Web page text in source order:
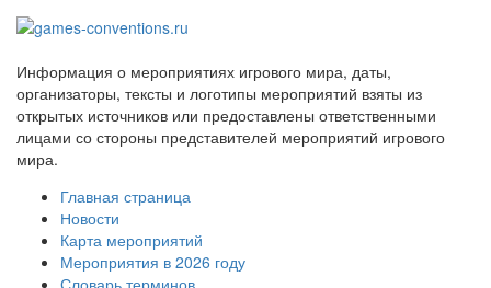
Информация о мероприятиях игрового мира, даты,
организаторы, тексты и логотипы мероприятий взяты из
открытых источников или предоставлены ответственными
лицами со стороны представителей мероприятий игрового
мира.
Главная страница
Новости
Карта мероприятий
Мероприятия в 2026 году